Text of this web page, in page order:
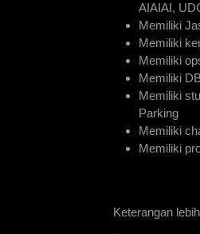
AIAIAI,
Memiliki
Memiliki
Memiliki
Memiliki
Memiliki
Parking
Memiliki
Memiliki
Keterangan